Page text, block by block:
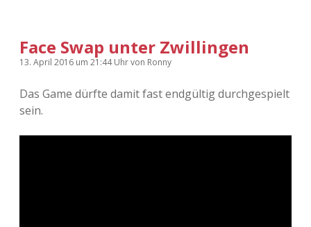
KFMW-Disco
Contact
Menü
öffnen
Face Swap unter Zwillingen
13. April 2016 um 21:44 Uhrvon Ronny
Das Game dürfte damit fast endgültig durchgespielt
sein.